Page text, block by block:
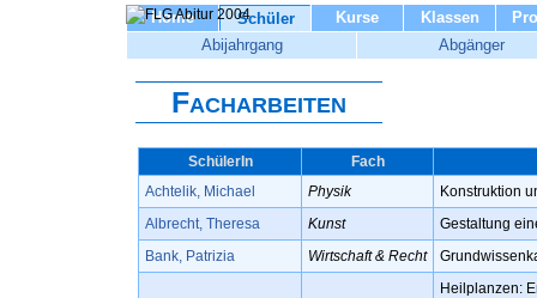
Home Schüler Kurse Klassen
Abijahrgang
Abgänger
Facharbeiten
SchülerIn
Fach
Achtelik, Michael
Physik
Konstruktion
Albrecht, Theresa
Kunst
Gestaltung
Bank, Patrizia
Wirtschaft & Recht
Heilplanzen: